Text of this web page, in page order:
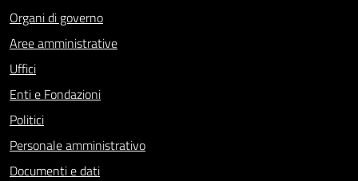
Organi di governo
Aree amministrative
Uffici
Enti e Fondazioni
Politici
Personale amministrativo
Documenti e dati